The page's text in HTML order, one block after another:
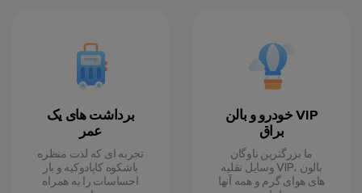
برداشت های یک
عمر
تجربه ای که لذت منظره
باشکوه کاپادوکیه و بار
احساسات را به همراه
خودرو و بالن VIP
براق
ما بزرگترین ناوگان
وسایل نقلیه VIP، بالون
های هوای گرم و همه آنها